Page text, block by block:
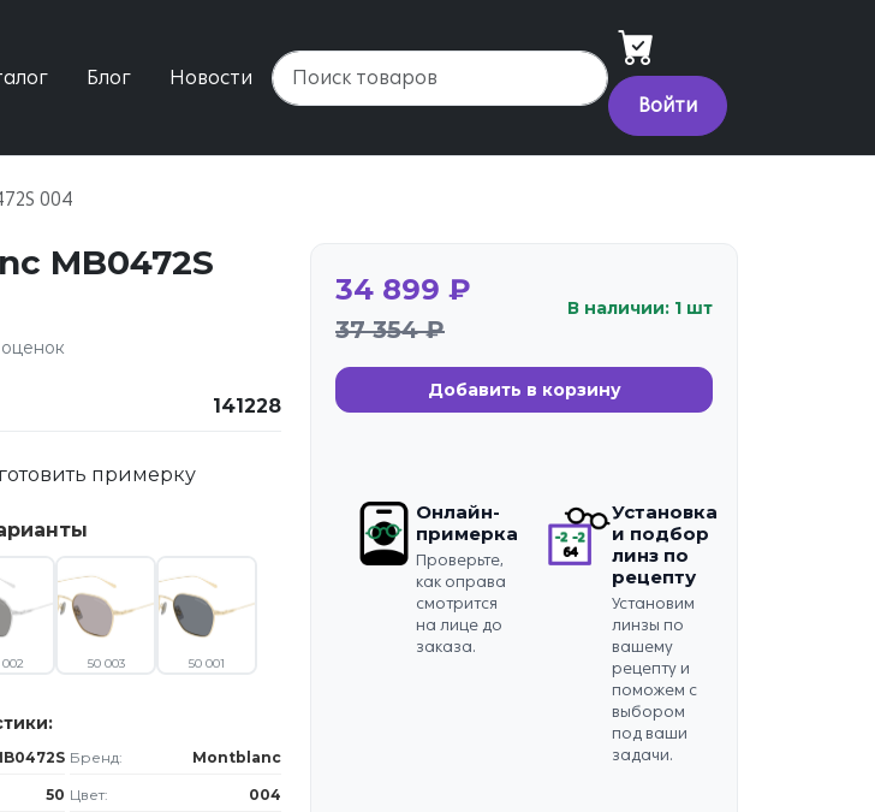
Блог
Новости
Войти
004
MB0472S
141228
примерку
002 50 003 50 001
Бренд: Montblanc
50 Цвет: 004
34 899 ₽
37 354 ₽
В наличии: 1 шт
Добавить в корзину
Онлайн-
примерка
Проверьте,
как оправа
смотрится
на лице до
заказа.
Установка
и подбор
линз по
рецепту
Установим
линзы по
вашему
рецепту и
поможем с
выбором
под ваши
задачи.